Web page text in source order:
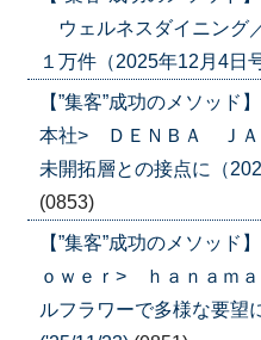
ウェルネスダイニング
１万件（2025年12月4日
【”集客”成功のメソッ
本社> ＤＥＮＢＡ ＪＡ
未開拓層との接点に（
(0853)
【”集客”成功のメソッ
ｏｗｅｒ> ｈａｎａｍ
ルフラワーで多様な要望